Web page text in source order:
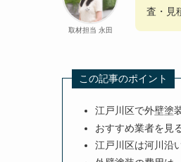
取材担当 永田
査・見
この記事のポイント
江戸川区で外壁塗
おすすめ業者を見
江戸川区は河川沿